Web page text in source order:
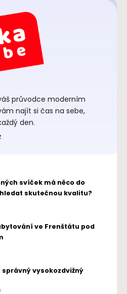
průvodce moderním
najít si čas na sebe,
den.
svíček má něco do
skutečnou kvalitu?
ve Frenštátu pod
vysokozdvižný